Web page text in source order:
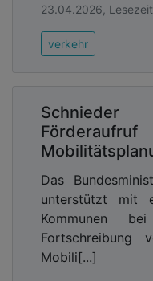
23.04.2026,
verkehr
Das
unterstützt mit
Kommunen
Fortschreibung
Mobili[...]